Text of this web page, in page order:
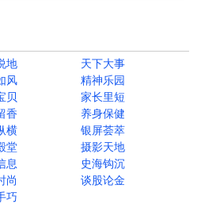
地
天下大事
风
精神乐园
贝
家长里短
香
养身保健
横
银屏荟萃
堂
摄影天地
息
史海钩沉
尚
谈股论金
巧